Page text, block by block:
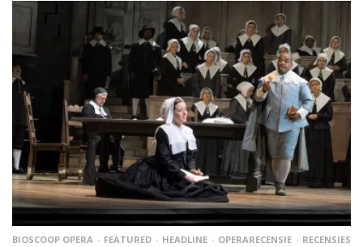
BIOSCOOP OPERA FEATURED HEADLINE OPERARECENSIE RECENSIES